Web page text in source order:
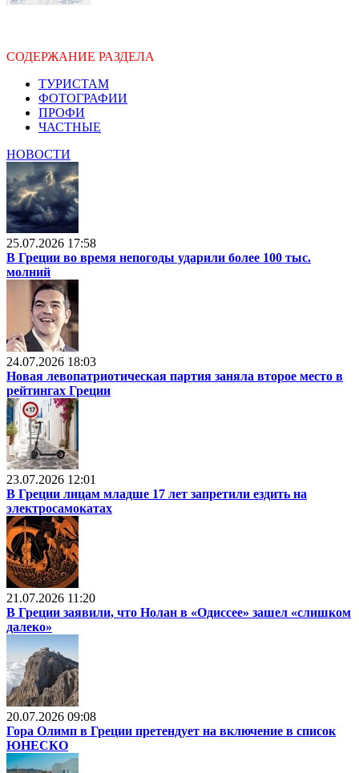
СОДЕРЖАНИЕ РАЗДЕЛА
ТУРИСТАМ
ФОТОГРАФИИ
ПРОФИ
ЧАСТНЫЕ
НОВОСТИ
25.07.2026 17:58
В Греции во время непогоды ударили более 100 тыс.
молний
24.07.2026 18:03
Новая левопатриотическая партия заняла второе место в
рейтингах Греции
23.07.2026 12:01
В Греции лицам младше 17 лет запретили ездить на
электросамокатах
21.07.2026 11:20
В Греции заявили, что Нолан в «Одиссее» зашел «слишком
далеко»
20.07.2026 09:08
Гора Олимп в Греции претендует на включение в список
ЮНЕСКО